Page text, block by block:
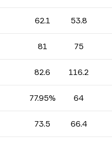
62.1 53.8
81 75
82.6 116.2
77.95% 64
73.5 66.4